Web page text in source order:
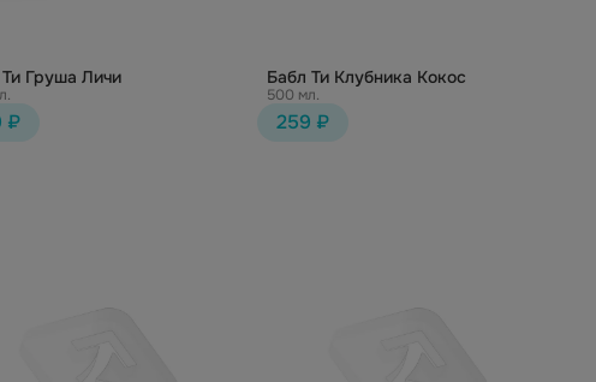
Груша Личи
₽
Бабл Ти Клубника Кокос
500 мл.
259 ₽